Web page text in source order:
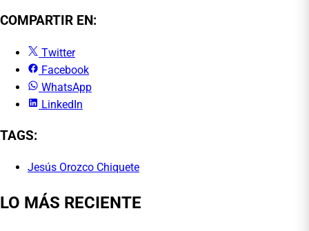
COMPARTIR EN:
Twitter
Facebook
WhatsApp
LinkedIn
TAGS:
Jesús Orozco Chiquete
LO MÁS RECIENTE